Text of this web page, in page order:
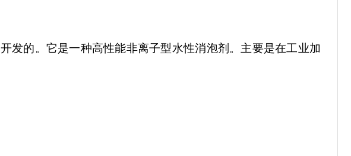
发的。它是一种高性能非离子型水性消泡剂。主要是在工业加